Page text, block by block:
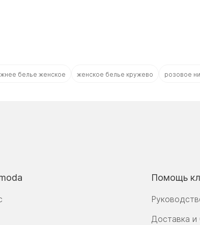
белье женское женское белье кружево розовое
Помощь
Доставка и